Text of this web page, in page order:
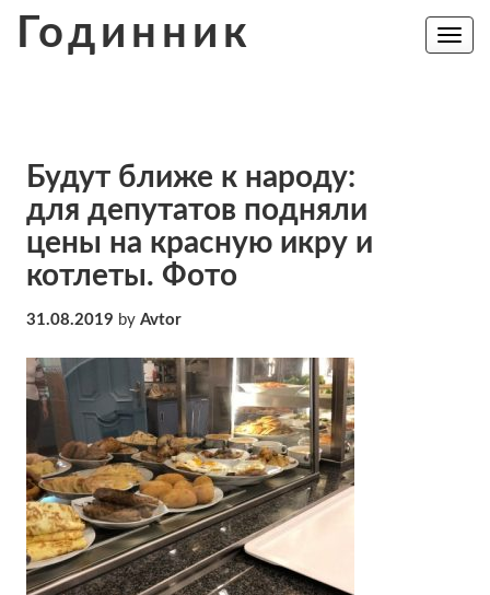
Годинник
Toggle
Будут ближе к народу:
для депутатов подняли
цены на красную икру и
котлеты. Фото
31.08.2019 by Avtor